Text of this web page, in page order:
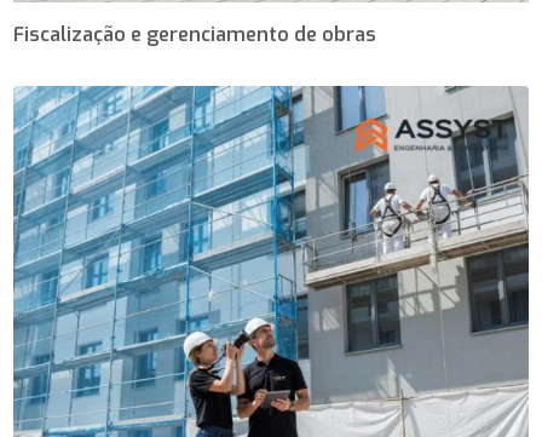
Fiscalização e gerenciamento de obras